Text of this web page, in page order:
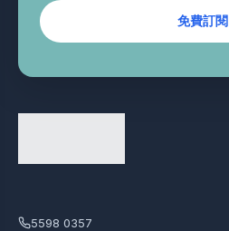
免費訂閱
5598 0357